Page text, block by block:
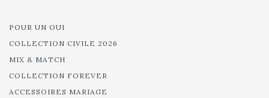
POUR UN OUI
COLLECTION CIVILE 2026
MIX & MATCH
COLLECTION FOREVER
ACCESSOIRES MARIAGE